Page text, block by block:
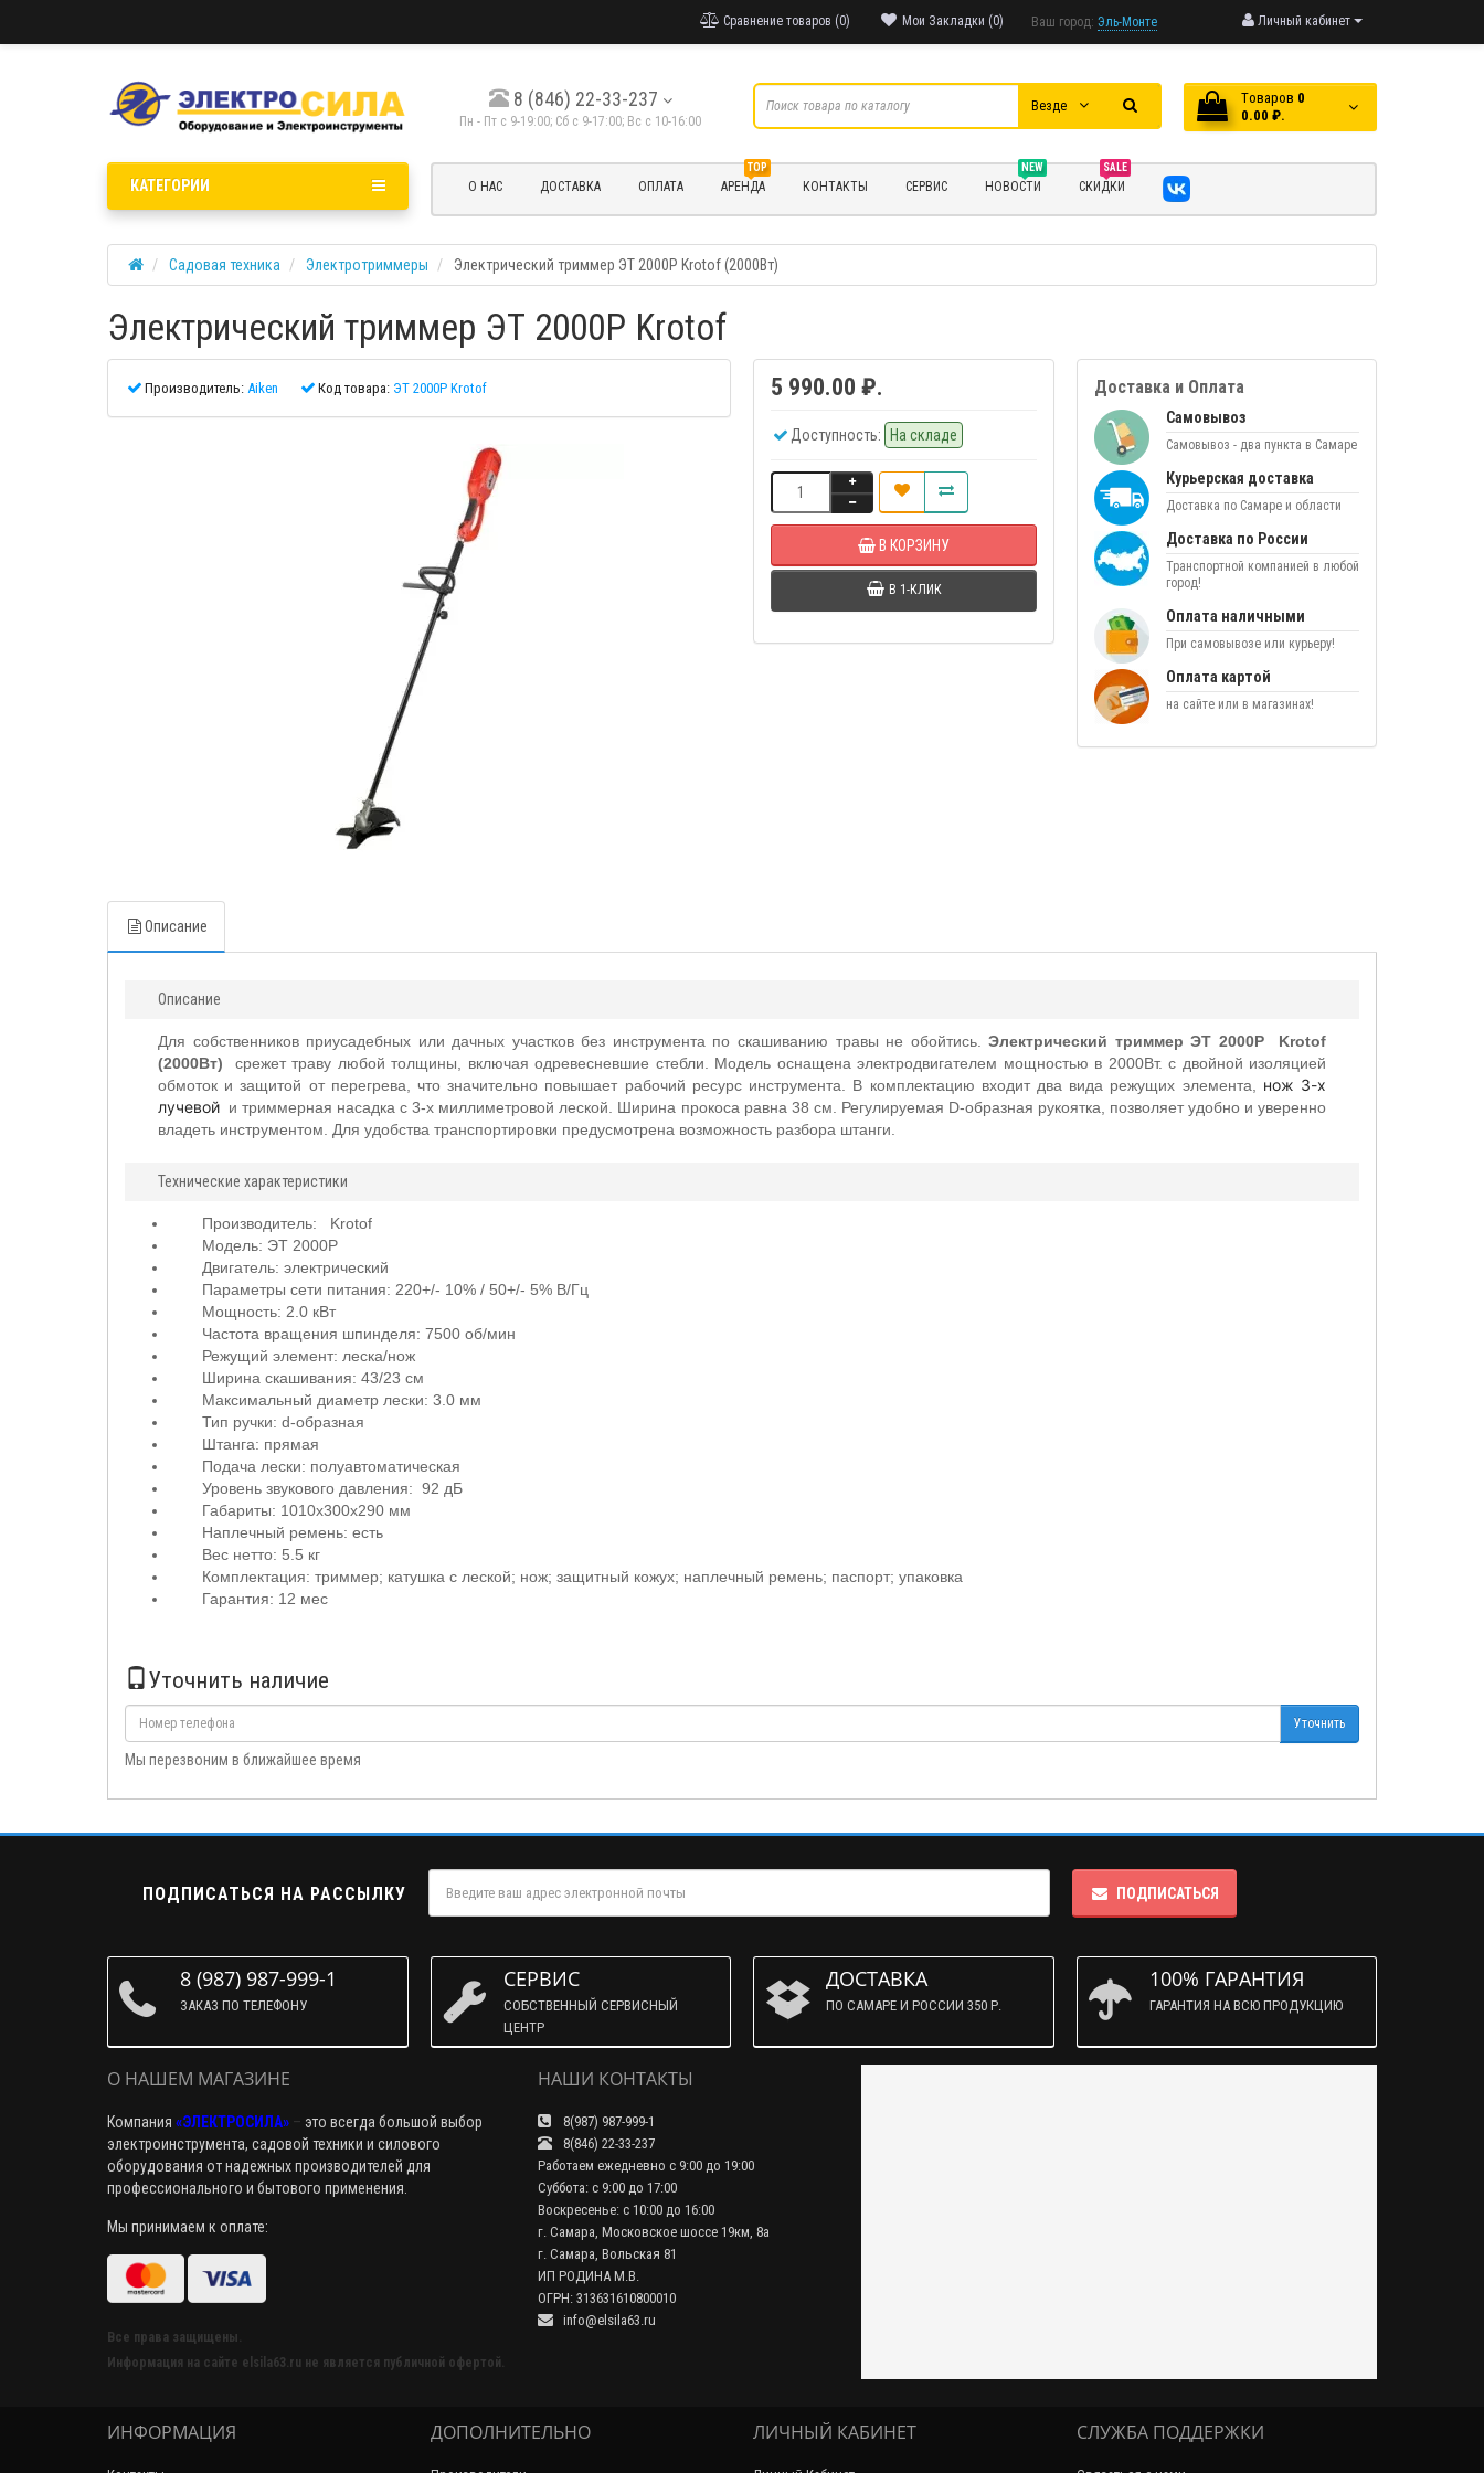
Личный кабинет
Ваш город: Эль-Монте
Мои Закладки (0)
Сравнение товаров (0)
8 (846) 22-33-237
Пн - Пт с 9-19:00; Cб с 9-17:00; Вс с 10-16:00
Везде Tоваров 0
0.00 ₽.
О НАС ДОСТАВКА ОПЛАТА
TOP
АРЕНДА КОНТАКТЫ СЕРВИС
NEW
НОВОСТИ
SALE
СКИДКИ
КАТЕГОРИИ
Садовая техника Электротриммеры Электрический триммер ЭТ 2000Р Krotof (2000Вт)
Электрический триммер ЭТ 2000Р Krotof
Производитель: Aiken Код товара: ЭТ 2000Р Krotof 5 990.00 ₽.
Доступность: На складе
В КОРЗИНУ
В 1-КЛИК
Доставка и Оплата
Самовывоз
Самовывоз - два пункта в Самаре
Курьерская доставка
Доставка по Самаре и области
Доставка по России
Транспортной компанией в любой
город!
Оплата наличными
При самовывозе или курьеру!
Оплата картой
на сайте или в магазинах!
Описание
Описание
Для собственников приусадебных или дачных участков без инструмента по скашиванию травы не обойтись.Электрический триммер ЭТ 2000Р Krotof
(2000Вт)
срежет траву любой толщины, включая одревесневшие стебли. Модель оснащена электродвигателем мощностью в 2000Вт. с двойной изоляцией
обмоток и защитой от перегрева, что значительно повышает рабочий ресурс инструмента. В комплектацию входит два вида режущих элемента, нож 3-х
лучевой и триммерная насадка с 3-х миллиметровой леской. Ширина прокоса равна 38 см. Регулируемая D-образная рукоятка, позволяет удобно и уверенно
владеть инструментом. Для удобства транспортировки предусмотрена возможность разбора штанги.
Технические характеристики
Производитель:
Krotof
Модель: ЭТ 2000Р
Двигатель: электрический
Параметры сети питания: 220+/- 10% / 50+/- 5% В/Гц
Мощность: 2.0 кВт
Частота вращения шпинделя: 7500 об/мин
Режущий элемент: леска/нож
Ширина скашивания: 43/23 см
Максимальный диаметр лески: 3.0 мм
Тип ручки: d-образная
Штанга: прямая
Подача лески: полуавтоматическая
Уровень звукового давления: 92 дБ
Габариты: 1010х300х290 мм
Наплечный ремень: есть
Вес нетто: 5.5 кг
Комплектация: триммер; катушка с леской; нож; защитный кожух; наплечный ремень; паспорт; упаковка
Гарантия: 12 мес
Уточнить наличие
Уточнить
Мы перезвоним в ближайшее время
ПОДПИСАТЬСЯ НА РАССЫЛКУ ПОДПИСАТЬСЯ
8 (987) 987-999-1
ЗАКАЗ ПО ТЕЛЕФОНУ
СЕРВИС
СОБСТВЕННЫЙ СЕРВИСНЫЙ
ЦЕНТР
ДОСТАВКА
ПО САМАРЕ И РОССИИ 350 Р.
100% ГАРАНТИЯ
ГАРАНТИЯ НА ВСЮ ПРОДУКЦИЮ
О НАШЕМ МАГАЗИНЕ
Компания «ЭЛЕКТРОСИЛА» – это всегда большой выбор
электроинструмента, садовой техники и силового
оборудования от надежных производителей для
профессионального и бытового применения.
Мы принимаем к оплате:
Все права защищены.
Информация на сайте elsila63.ru не является публичной офертой.
НАШИ КОНТАКТЫ
8(987) 987-999-1
8(846) 22-33-237
Работаем ежедневно с 9:00 до 19:00
Суббота: с 9:00 до 17:00
Воскресенье: с 10:00 до 16:00
г. Самара, Московское шоссе 19км, 8а
г. Самара, Вольская 81
ИП РОДИНА М.В.
ОГРН: 313631610800010
info@elsila63.ru
ИНФОРМАЦИЯ ДОПОЛНИТЕЛЬНО ЛИЧНЫЙ КАБИНЕТ СЛУЖБА ПОДДЕРЖКИ